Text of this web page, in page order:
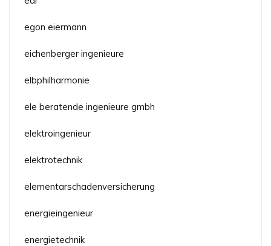
egon eiermann
eichenberger ingenieure
elbphilharmonie
ele beratende ingenieure gmbh
elektroingenieur
elektrotechnik
elementarschadenversicherung
energieingenieur
energietechnik